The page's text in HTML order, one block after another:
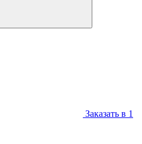
Заказать в 1